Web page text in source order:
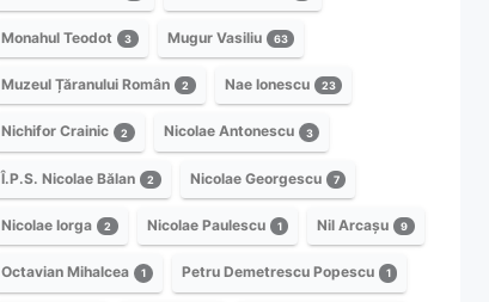
Monahul Teodot 3 Mugur Vasiliu 63
Muzeul Țăranului Român 2 Nae Ionescu 23
Nichifor Crainic 2 Nicolae Antonescu 3
Î.P.S. Nicolae Bălan 2 Nicolae Georgescu 7
Nicolae Iorga 2 Nicolae Paulescu 1 Nil Arcașu 9
Octavian Mihalcea 1 Petru Demetrescu Popescu 1